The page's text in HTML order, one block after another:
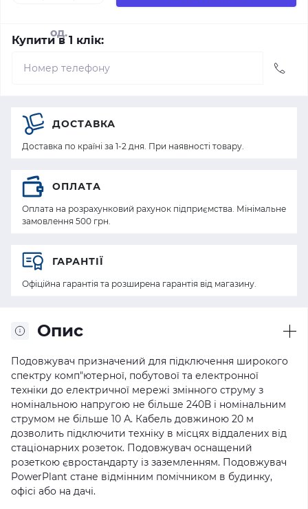
од.
Купити в 1 клік:
Опис
Подовжувач призначений для підключення широкого
спектру комп"ютерної, побутової та електронної
техніки до електричної мережі змінного струму з
номінальною напругою не більше 240В і номінальним
струмом не більше 10 А. Кабель довжиною 20 м
дозволить підключити техніку в місцях віддалених від
стаціонарних розеток. Подовжувач оснащений
розеткою євростандарту із заземленням. Подовжувач
PowerPlant стане відмінним помічником в будинку,
офісі або на дачі.
ДОСТАВКА
Доставка по країні за 1-2 дня. При наявності товару.
ОПЛАТА
Оплата на розрахунковий рахунок підприємства. Мінімальне
замовлення 500 грн.
ГАРАНТІЇ
Офіційна гарантія та розширена гарантія від магазину.